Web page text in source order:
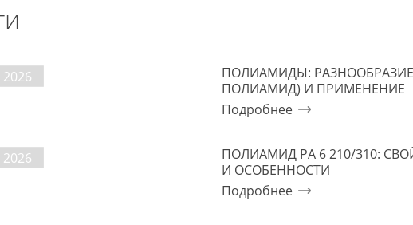
ПОЛИАМИДЫ:
ПОЛИАМИД) И ПРИМЕНЕНИЕ
Подробнее
ПОЛИАМИД PA 6 210/310:
И ОСОБЕННОСТИ
Подробнее